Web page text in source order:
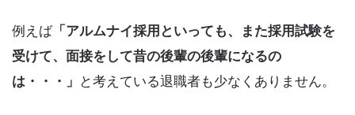
例えば「アルムナイ採用といっても、また採用試験を
受けて、面接をして昔の後輩の後輩になるの
は・・・」
と考えている退職者も少なくありません。